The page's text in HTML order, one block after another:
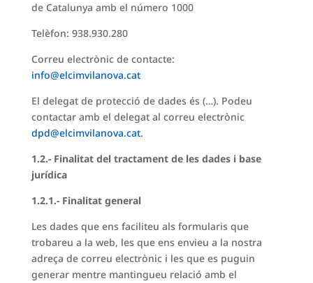
de Catalunya amb el número 1000
Telèfon: 938.930.280
Correu electrònic de contacte:
info@elcimvilanova.cat
El delegat de protecció de dades és (…). Podeu
contactar amb el delegat al correu electrònic
dpd@elcimvilanova.cat.
1.2.- Finalitat del tractament de les dades i base
jurídica
1.2.1.- Finalitat general
Les dades que ens faciliteu als formularis que
trobareu a la web, les que ens envieu a la nostra
adreça de correu electrònic i les que es puguin
generar mentre mantingueu relació amb el